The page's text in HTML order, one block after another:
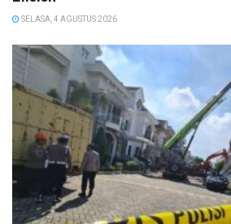
SELASA, 4 AGUSTUS 2026